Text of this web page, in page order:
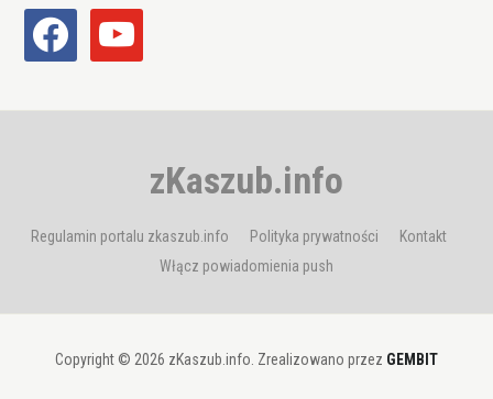
facebook youtube
zKaszub.info
Regulamin portalu zkaszub.info Polityka prywatności
Kontakt
Włącz powiadomienia push
Copyright © 2026 zKaszub.info. Zrealizowano przez GEMBIT